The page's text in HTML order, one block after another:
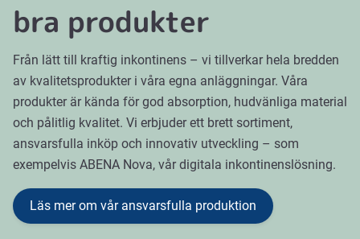
bra produkter
Från lätt till kraftig inkontinens – vi tillverkar hela bredden
av kvalitetsprodukter i våra egna anläggningar. Våra
produkter är kända för god absorption, hudvänliga material
och pålitlig kvalitet. Vi erbjuder ett brett sortiment,
ansvarsfulla inköp och innovativ utveckling – som
exempelvis ABENA Nova, vår digitala inkontinenslösning.
Läs mer om vår ansvarsfulla produktion